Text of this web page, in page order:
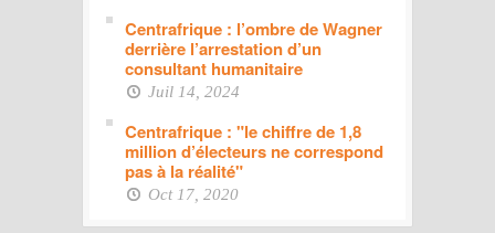
Centrafrique : l’ombre de Wagner
derrière l’arrestation d’un
consultant humanitaire
Juil 14, 2024
Centrafrique : "le chiffre de 1,8
million d’électeurs ne correspond
pas à la réalité"
Oct 17, 2020